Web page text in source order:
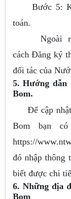
Bước 5:
toán.
Ngoài ra
cách Đăng ký
đối tác của
5. Hướng dẫn
Bom.
Để cập nhật
Bom bạn
https://
đó nhập thông
biết được chi
6. Những địa
Bom